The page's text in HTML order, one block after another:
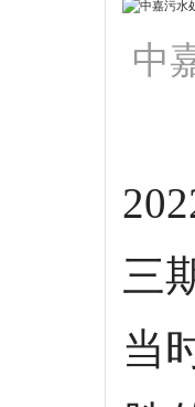
中
三
当